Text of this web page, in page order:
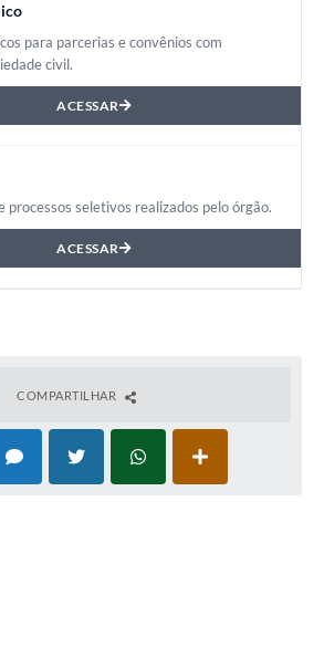
para parcerias e convênios com
civil.
ACESSAR
processos seletivos realizados pelo órgão.
ACESSAR
COMPARTILHAR